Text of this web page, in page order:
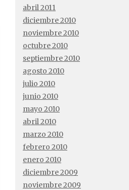
abril 2011
diciembre 2010
noviembre 2010
octubre 2010
septiembre 2010
agosto 2010
julio 2010
junio 2010
mayo 2010
abril 2010
marzo 2010
febrero 2010
enero 2010
diciembre 2009
noviembre 2009